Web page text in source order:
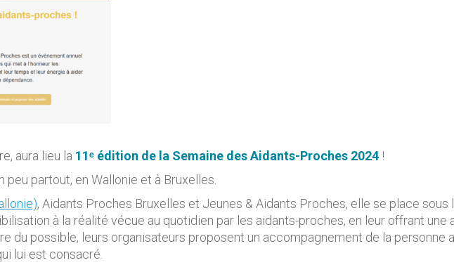
aura lieu la 11ᵉ édition de la Semaine des Aidants-Proches 2024 !
partout, en Wallonie et à Bruxelles.
, Aidants Proches Bruxelles et Jeunes & Aidants Proches, elle se place
à la réalité vécue au quotidien par les aidants-proches, en leur offrant
du possible, leurs organisateurs proposent un accompagnement de la personne
lui est consacré.